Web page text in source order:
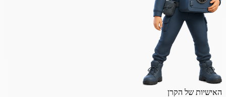
האישיות של הקרן